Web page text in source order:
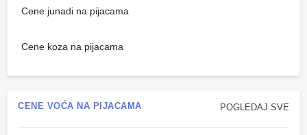
Cene junadi na pijacama
Cene koza na pijacama
POGLEDAJ SVE
CENE VOĆA NA PIJACAMA